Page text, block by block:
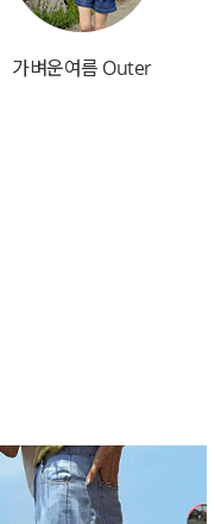
가벼운여름 Outer